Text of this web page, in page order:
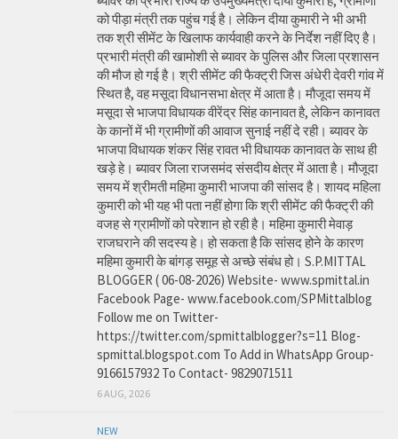
को पीड़ा मंत्री तक पहुंच गई है। लेकिन दीया कुमारी ने भी अभी
तक श्री सीमेंट के खिलाफ कार्यवाही करने के निर्देश नहीं दिए है।
प्रभारी मंत्री की खामोशी से ब्यावर के पुलिस और जिला प्रशासन
की मौज हो गई है। श्री सीमेंट की फैक्ट्री जिस अंधेरी देवरी गांव में
स्थित है, वह मसूदा विधानसभा क्षेत्र में आता है। मौजूदा समय में
मसूदा से भाजपा विधायक वीरेंद्र सिंह कानावत है, लेकिन कानावत
के कानों में भी ग्रामीणों की आवाज सुनाई नहीं दे रही। ब्यावर के
भाजपा विधायक शंकर सिंह रावत भी विधायक कानावत के साथ ही
खड़े हे। ब्यावर जिला राजसमंद संसदीय क्षेत्र में आता है। मौजूदा
समय में श्रीमती महिमा कुमारी भाजपा की सांसद है। शायद महिला
कुमारी को भी यह भी पता नहीं होगा कि श्री सीमेंट की फैक्ट्री की
वजह से ग्रामीणों को परेशान हो रही है। महिमा कुमारी मेवाड़
राजघराने की सदस्य हे। हो सकता है कि सांसद होने के कारण
महिमा कुमारी के बांगड़ समूह से अच्छे संबंध हो। S.P.MITTAL
BLOGGER ( 06-08-2026) Website- www.spmittal.in
Facebook Page- www.facebook.com/SPMittalblog
Follow me on Twitter-
https://twitter.com/spmittalblogger?s=11 Blog-
spmittal.blogspot.com To Add in WhatsApp Group-
9166157932 To Contact- 9829071511
6 AUG, 2026
NEW